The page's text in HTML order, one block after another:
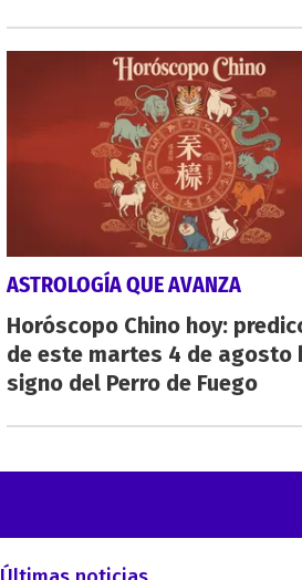
ASTROLOGÍA QUE AVANZA
Horóscopo Chino hoy:
de este martes 4 de agosto
signo del Perro de Fuego